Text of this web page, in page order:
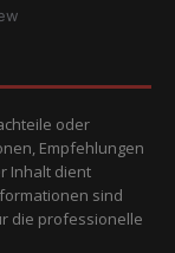
oder
Empfehlungen
Inhalt dient
sind
die professionelle